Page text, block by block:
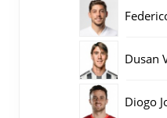
Dusan
Diogo